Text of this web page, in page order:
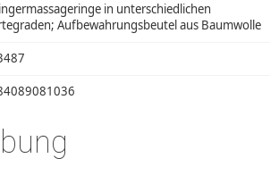
in unterschiedlichen
Aufbewahrungsbeutel aus Baumwolle